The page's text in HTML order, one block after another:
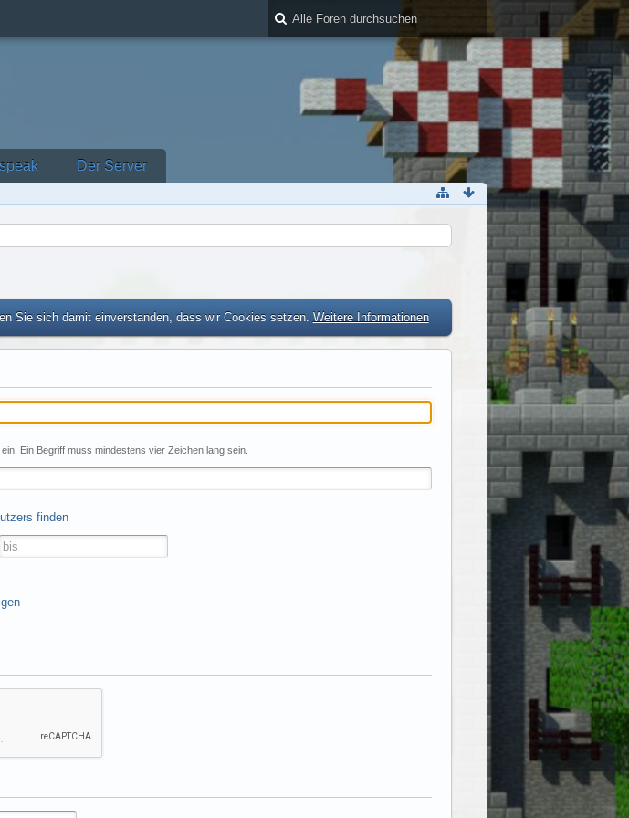
Der Server
Sie sich damit einverstanden, dass wir Cookies setzen. Weitere Informationen
Ein Begriff muss mindestens vier Zeichen lang sein.
finden